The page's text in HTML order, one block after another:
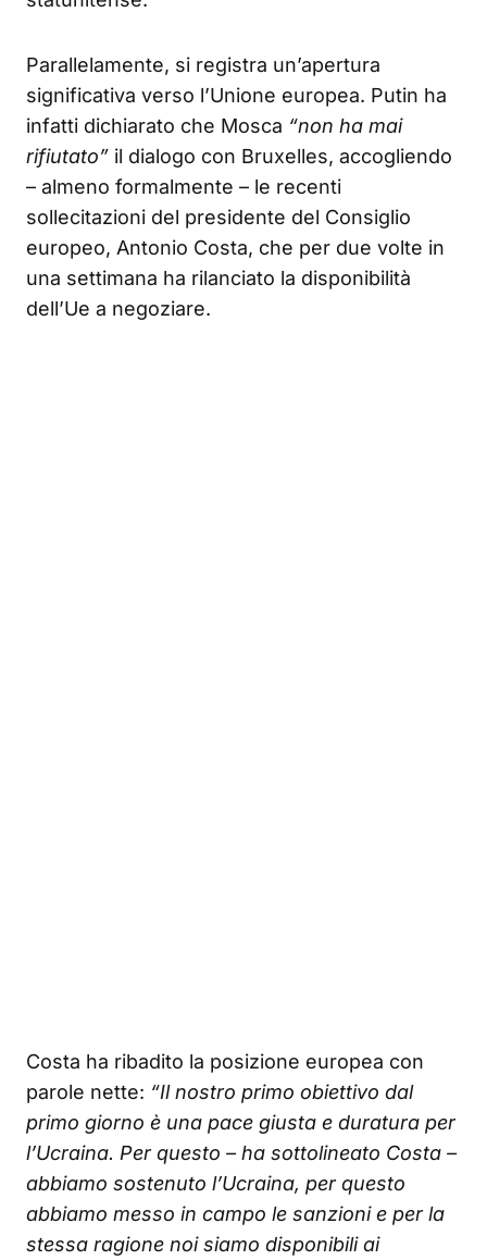
Parallelamente, si registra un’apertura
significativa verso l’Unione europea. Putin ha
infatti dichiarato che Mosca “non ha mai
rifiutato” il dialogo con Bruxelles, accogliendo
– almeno formalmente – le recenti
sollecitazioni del presidente del Consiglio
europeo, Antonio Costa, che per due volte in
una settimana ha rilanciato la disponibilità
dell’Ue a negoziare.
Costa ha ribadito la posizione europea con
parole nette: “Il nostro primo obiettivo dal
primo giorno è una pace giusta e duratura per
l’Ucraina. Per questo – ha sottolineato Costa –
abbiamo sostenuto l’Ucraina, per questo
abbiamo messo in campo le sanzioni e per la
stessa ragione noi siamo disponibili ai